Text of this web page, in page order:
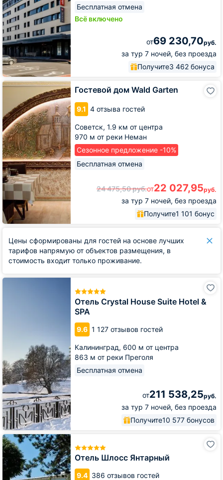
Бесплатная отмена
Всё включено
от69 230,70руб.
за тур 7 ночей, без проезда
Получите3 462 бонуса
Гостевой дом Wald Garten
9.1 4 отзыва гостей
Советск, 1.9 км от центра
970 м от реки Неман
Сезонное предложение -10%
Бесплатная отмена
24 475,50руб.от22 027,95руб.
за тур 7 ночей, без проезда
Получите1 101 бонус
Гостевой
Garten
Цены сформированы для гостей на основе лучших
тарифов напрямую от объектов размещения, в
стоимость входит только проживание.
Отель Crystal House Suite Hotel &
SPA
9.6 1 127 отзывов гостей
Калининград, 600 м от центра
863 м от реки Преголя
Бесплатная отмена
от211 538,25руб.
за тур 7 ночей, без проезда
Получите10 577 бонусов
Отель
Отель Шлосс Янтарный
9.4 386 отзывов гостей
Отель
Шлосс
Янтарный